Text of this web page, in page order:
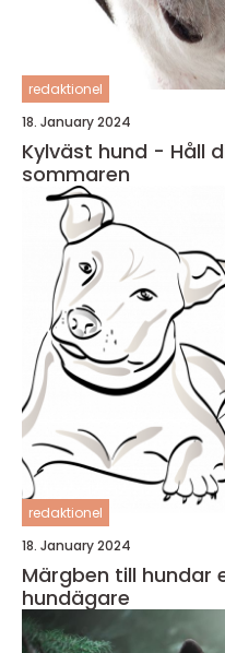
redaktionel
18. January 2024
Kylväst hund - Håll
sommaren
redaktionel
18. January 2024
Märgben till hundar en omfattande guide för
hundägare